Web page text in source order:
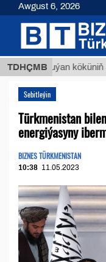
TDHÇMB
Buýan köküniň
Sebitleýin
Türkmenistan
energiýasyny
BIZNES TÜRKMENISTAN
10:38 11.05.2023
Awgust 6, 2026